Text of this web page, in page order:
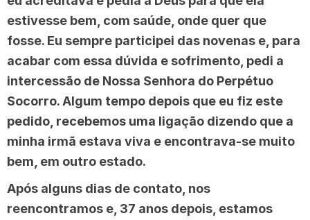
estivesse bem, com saúde, onde quer que
fosse. Eu sempre participei das novenas e, para
acabar com essa dúvida e sofrimento, pedi a
intercessão de Nossa Senhora do Perpétuo
Socorro. Algum tempo depois que eu fiz este
pedido, recebemos uma ligação dizendo que a
minha irmã estava viva e encontrava-se muito
bem, em outro estado.
Após alguns dias de contato, nos
reencontramos e, 37 anos depois, estamos